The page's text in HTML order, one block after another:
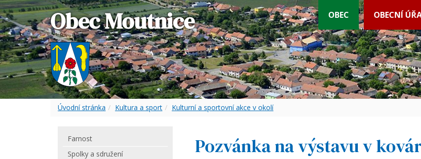
OBEC OBECNÍ
Obec Moutnice
Úvodní stránka Kultura a sport Kulturní a sportovní akce v okolí
Farnost
Spolky a sdružení
Pozvánka na výstavu v